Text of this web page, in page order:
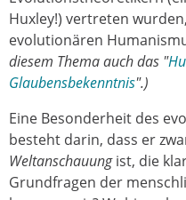
Huxley!) vertreten
evolutionären
diesem Thema auch das "
Glaubensbekenntnis".)
Eine Besonderheit des
besteht darin, dass er
Weltanschauungist, die
Grundfragen der